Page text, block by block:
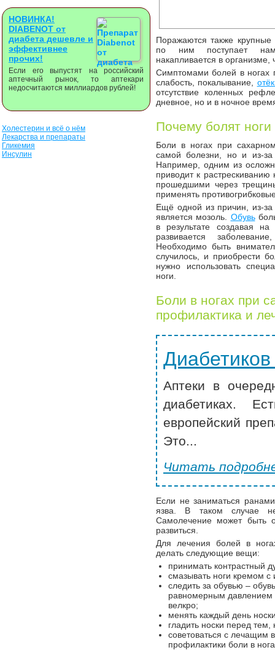
НОВИНКА!
DIABENOT от
диабета дешевле и
эффективнее
прочих!
Если его выпустят на российский
аптечный рынок, то аптекари
недосчитаются миллиардов рублей!
Холестерин и всё о нём
Лекарства и препараты
Гликемия
Инсулин
Поражаются также крупные
по ним поступает
накапливается в
Симптомами болей в ногах
слабость, покалывание,
отсутствие коленных
дневное, но и в ночное
Почему болят
Боли в ногах при
самой болезни, но и из-
Например, одним из
приводит к
прошедшими через
применять
Ещё одной из причин, из-
является мозоль. Обувь
в результате создавая
развивается
Необходимо быть
случилось, и приобрести
нужно использовать
ноги.
Боли в ногах при
профилактика и
Аптеки в
диабетиках.
европейский
Это...
Читать
Если не заниматься
язва. В таком случае
Самолечение может быть
развиться.
Для лечения болей в
делать следующие вещи:
принимать контрастный
смазывать ноги кремом с
следить за обувью –
равномерным давлением
велкро;
менять каждый день
гладить носки перед тем,
советоваться с лечащим
профилактики боли в